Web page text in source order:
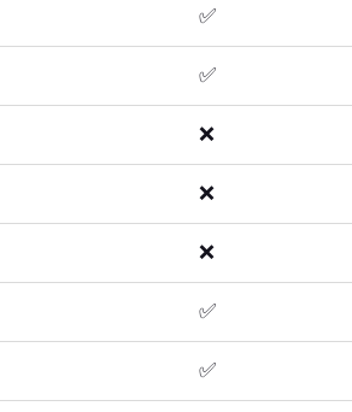
✅
✅
❌
❌
❌
✅
✅